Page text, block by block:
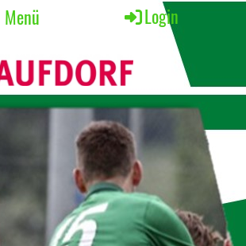
Menü Login